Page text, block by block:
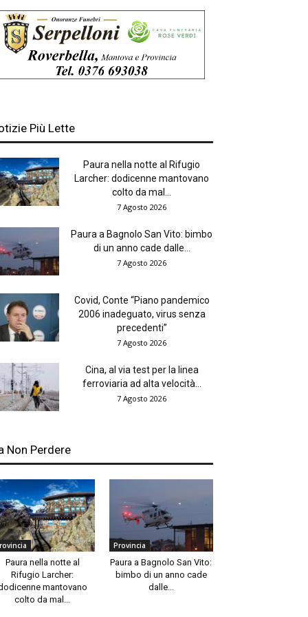
Più Lette
Paura nella notte al Rifugio
Larcher: dodicenne mantovano
colto da mal...
7 Agosto 2026
Paura a Bagnolo San Vito: bimbo
di un anno cade dalle...
7 Agosto 2026
Covid, Conte “Piano pandemico
2006 inadeguato, virus senza
precedenti”
7 Agosto 2026
Cina, al via test per la linea
ferroviaria ad alta velocità...
7 Agosto 2026
Non Perdere
Paura nella notte al
Rifugio Larcher:
mantovano
colto da mal...
Provincia
Paura a Bagnolo San Vito:
bimbo di un anno cade
dalle...